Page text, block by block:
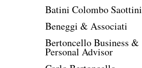
Batini Colombo Saottini
Beneggi & Associati
Bertoncello Business &
Personal Advisor